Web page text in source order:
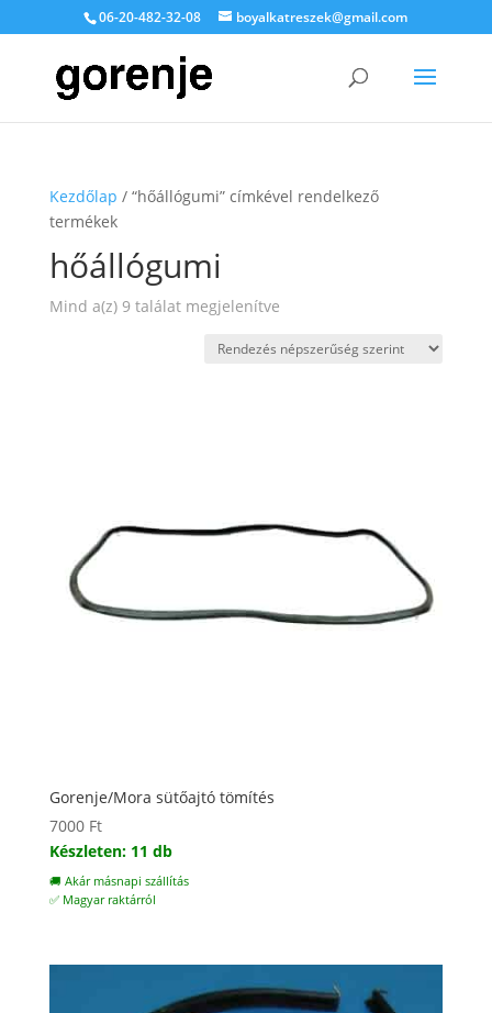
06-20-482-32-08 boyalkatreszek@gmail.com
Kezdőlap / “hőállógumi” címkével rendelkező
termékek
hőállógumi
Mind a(z) 9 találat megjelenítveSorted
popularity
Gorenje/Mora sütőajtó tömítés
7000 Ft
Készleten: 11 db
🚚 Akár másnapi szállítás
✅ Magyar raktárról